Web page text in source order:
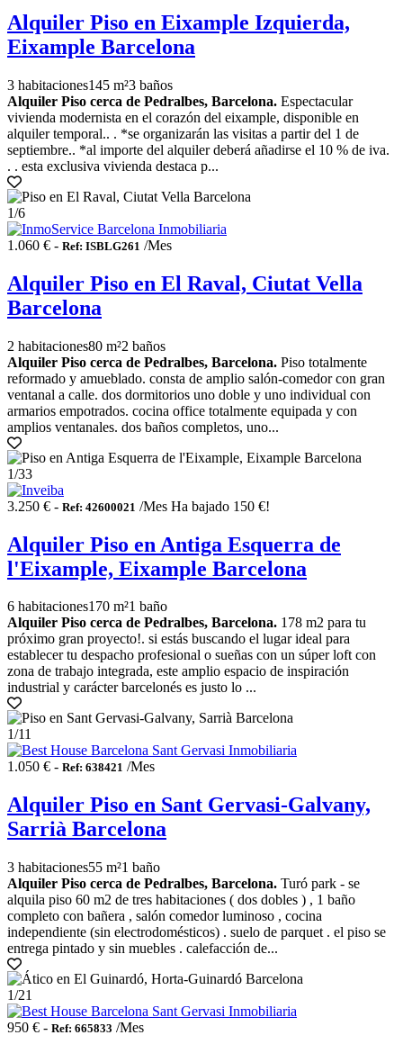
Alquiler Piso en Eixample Izquierda,
Eixample Barcelona
3 habitaciones145 m²3 baños
Alquiler Piso cerca de Pedralbes, Barcelona. Espectacular
vivienda modernista en el corazón del eixample, disponible en
alquiler temporal.. . *se organizarán las visitas a partir del 1 de
septiembre.. *al importe del alquiler deberá añadirse el 10 % de iva.
. . esta exclusiva vivienda destaca p...
1/6
1.060 € - Ref: ISBLG261 /Mes
Alquiler Piso en El Raval, Ciutat Vella
Barcelona
2 habitaciones80 m²2 baños
Alquiler Piso cerca de Pedralbes, Barcelona. Piso totalmente
reformado y amueblado. consta de amplio salón-comedor con gran
ventanal a calle. dos dormitorios uno doble y uno individual con
armarios empotrados. cocina office totalmente equipada y con
amplios ventanales. dos baños completos, uno...
1/33
3.250 € - Ref: 42600021 /Mes Ha bajado 150 €!
Alquiler Piso en Antiga Esquerra de
l'Eixample, Eixample Barcelona
6 habitaciones170 m²1 baño
Alquiler Piso cerca de Pedralbes, Barcelona. 178 m2 para tu
próximo gran proyecto!. si estás buscando el lugar ideal para
establecer tu despacho profesional o sueñas con un súper loft con
zona de trabajo integrada, este amplio espacio de inspiración
industrial y carácter barcelonés es justo lo ...
1/11
1.050 € - Ref: 638421 /Mes
Alquiler Piso en Sant Gervasi-Galvany,
Sarrià Barcelona
3 habitaciones55 m²1 baño
Alquiler Piso cerca de Pedralbes, Barcelona. Turó park - se
alquila piso 60 m2 de tres habitaciones ( dos dobles ) , 1 baño
completo con bañera , salón comedor luminoso , cocina
independiente (sin electrodomésticos) . suelo de parquet . el piso se
entrega pintado y sin muebles . calefacción de...
1/21
950 € - Ref: 665833 /Mes